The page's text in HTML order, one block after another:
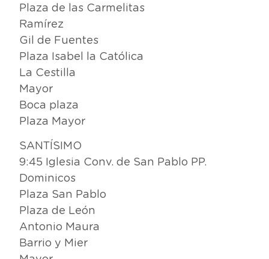
Plaza de las Carmelitas
Ramírez
Gil de Fuentes
Plaza Isabel la Católica
La Cestilla
Mayor
Boca plaza
Plaza Mayor
SANTÍSIMO
9:45 Iglesia Conv. de San Pablo PP.
Dominicos
Plaza San Pablo
Plaza de León
Antonio Maura
Barrio y Mier